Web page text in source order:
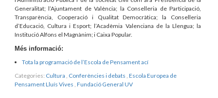
Generalitat; l’Ajuntament de València; la Conselleria de Participació,
Transparència, Cooperació i Qualitat Democràtica; la Conselleria
d’Educació, Cultura i Esport; l’Acadèmia Valenciana de la Llengua; la
Institució Alfons el Magnànim; i Caixa Popular.
Més informació:
Tota la programació de l’Escola de Pensament ací
Categories: Cultura , Conferències i debats , Escola Europea de
Pensament Lluís Vives , Fundació General UV